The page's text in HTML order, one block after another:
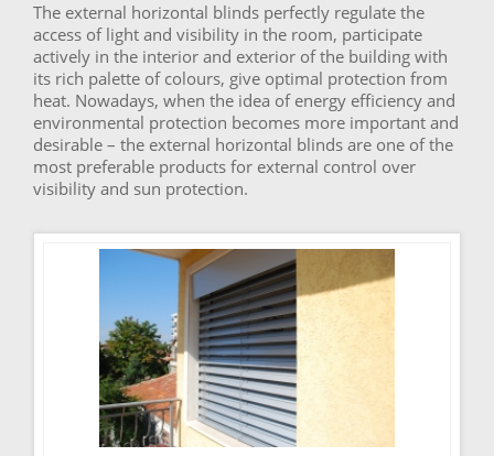
The external horizontal blinds perfectly regulate the
access of light and visibility in the room, participate
actively in the interior and exterior of the building with
its rich palette of colours, give optimal protection from
heat. Nowadays, when the idea of energy efficiency and
environmental protection becomes more important and
desirable – the external horizontal blinds are one of the
most preferable products for external control over
visibility and sun protection.